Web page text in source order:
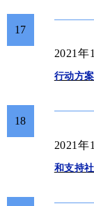
17
2021年
行动方案
18
2021年
和支持